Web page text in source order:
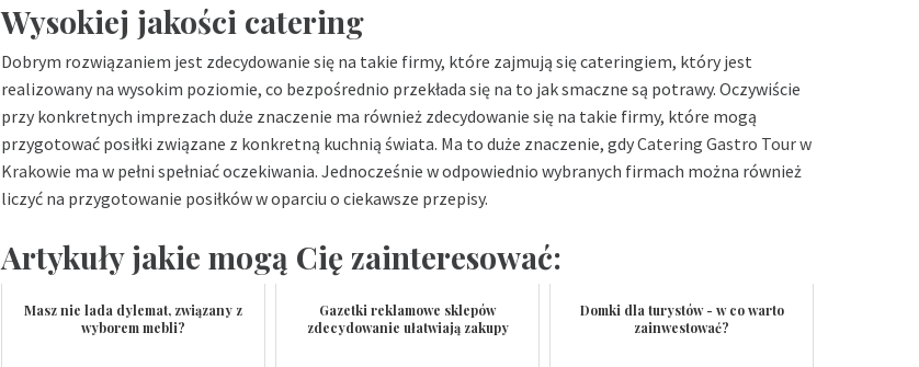
Wysokiej jakości catering
Dobrym rozwiązaniem jest zdecydowanie się na takie firmy, które zajmują się cateringiem, który jest
realizowany na wysokim poziomie, co bezpośrednio przekłada się na to jak smaczne są potrawy. Oczywiście
przy konkretnych imprezach duże znaczenie ma również zdecydowanie się na takie firmy, które mogą
przygotować posiłki związane z konkretną kuchnią świata. Ma to duże znaczenie, gdyCatering Gastro Tour w
Krakowie ma w pełni spełniać oczekiwania. Jednocześnie w odpowiednio wybranych firmach można również
liczyć na przygotowanie posiłków w oparciu o ciekawsze przepisy.
Artykuły jakie mogą Cię zainteresować:
Masz nie lada dylemat, związany z
wyborem mebli?
Gazetki reklamowe sklepów
zdecydowanie ułatwiają zakupy
Domki dla turystów - w co warto
zainwestować?